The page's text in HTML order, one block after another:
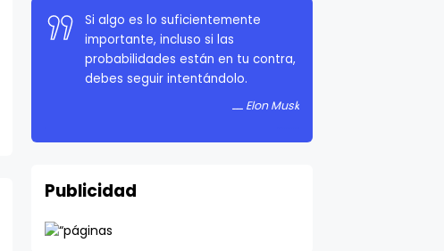
Si algo es lo suficientemente
importante, incluso si las
probabilidades están en tu contra,
debes seguir intentándolo.
Elon Musk
Publicidad